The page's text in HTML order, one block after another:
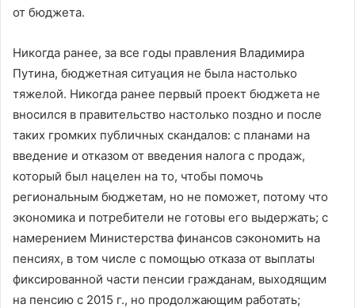
от бюджета.
Никогда ранее, за все годы правления Владимира
Путина, бюджетная ситуация не была настолько
тяжелой. Никогда ранее первый проект бюджета не
вносился в правительство настолько поздно и после
таких громких публичных скандалов: с планами на
введение и отказом от введения налога с продаж,
который был нацелен на то, чтобы помочь
региональным бюджетам, но не поможет, потому что
экономика и потребители не готовы его выдержать; с
намерением Министерства финансов сэкономить на
пенсиях, в том числе с помощью отказа от выплаты
фиксированной части пенсии гражданам, выходящим
на пенсию с 2015 г., но продолжающим работать;